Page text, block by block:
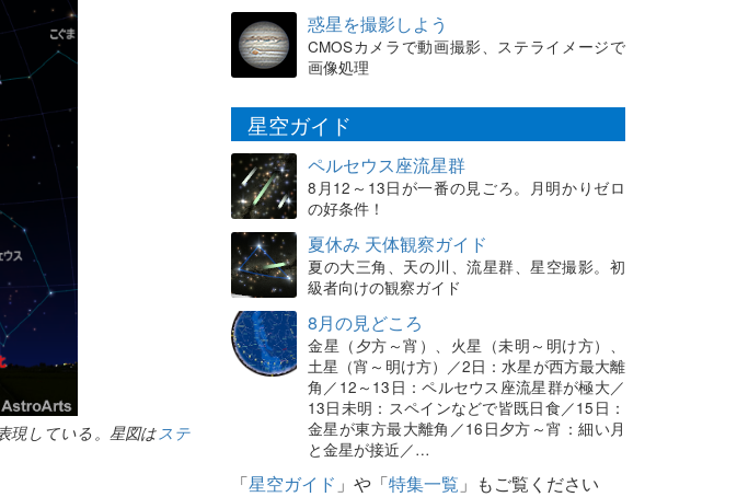
現している。星図は ステ
惑星を撮影しよう
CMOSカメラで動画撮影、ステライメージで
画像処理
星空ガイド
ペルセウス座流星群
8月12～13日が一番の見ごろ。月明かりゼロ
の好条件！
夏休み 天体観察ガイド
夏の大三角、天の川、流星群、星空撮影。初
級者向けの観察ガイド
8月の見どころ
金星（夕方～宵）、火星（未明～明け方）、
土星（宵～明け方）／2日：水星が西方最大離
角／12～13日：ペルセウス座流星群が極大／
13日未明：スペインなどで皆既日食／15日：
金星が東方最大離角／16日夕方～宵：細い月
と金星が接近／…
「星空ガイド 」や「特集一覧 」もご覧ください